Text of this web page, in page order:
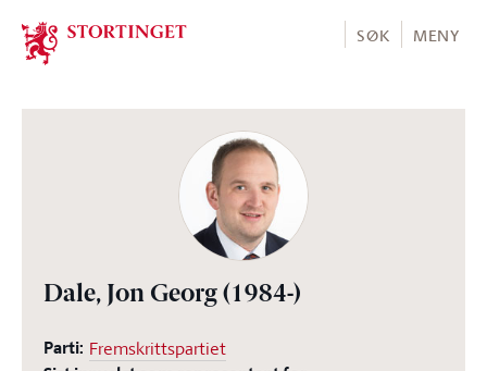
Stortinget.no
SØK MENY
Dale, Jon Georg (1984-)
Parti: Fremskrittspartiet